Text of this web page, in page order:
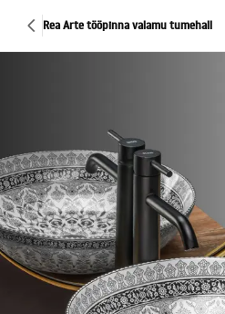
Rea Arte tööpinna valamu tumehall